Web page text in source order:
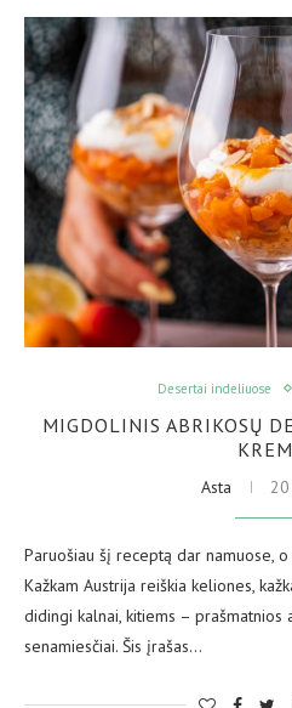
Desertai indeliuose
MIGDOLINIS ABRIKOSŲ
Asta 20
Paruošiau šį receptą dar namuose,
Kažkam Austrija reiškia keliones,
didingi kalnai, kitiems – prašmatnios
senamiesčiai. Šis įrašas…